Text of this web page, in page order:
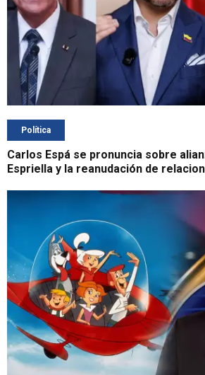
Política
Carlos Espá se pronuncia sobre
Espriella y la reanudación de